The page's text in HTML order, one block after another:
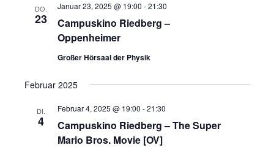
DO.
23
Campuskino Riedberg –
Oppenheimer
Januar 23, 2025 @ 19:00 -21:30
Großer Hörsaal der Physik
Februar 2025
DI.
4
Campuskino Riedberg – The Super
Mario Bros. Movie [OV]
Februar 4, 2025 @ 19:00 -21:30